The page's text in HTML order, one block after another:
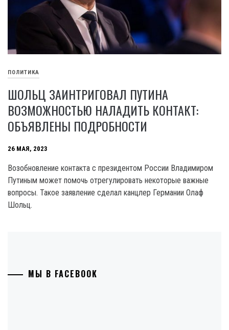
ПОЛИТИКА
ШОЛЬЦ ЗАИНТРИГОВАЛ ПУТИНА
ВОЗМОЖНОСТЬЮ НАЛАДИТЬ КОНТАКТ:
ОБЪЯВЛЕНЫ ПОДРОБНОСТИ
26 МАЯ, 2023
Возобновление контакта с президентом России Владимиром
Путиным может помочь отрегулировать некоторые важные
вопросы. Такое заявление сделал канцлер Германии Олаф
Шольц.
МЫ В FACEBOOK